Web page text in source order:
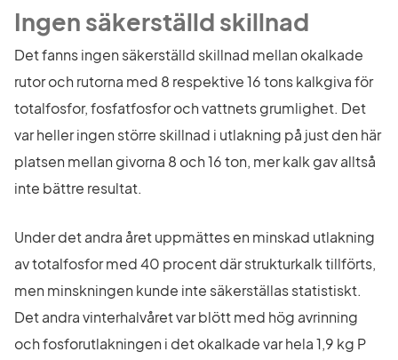
Ingen säkerställd skillnad
Det fanns ingen säkerställd skillnad mellan okalkade
rutor och rutorna med 8 respektive 16 tons kalkgiva för
totalfosfor, fosfatfosfor och vattnets grumlighet. Det
var heller ingen större skillnad i utlakning på just den här
platsen mellan givorna 8 och 16 ton, mer kalk gav alltså
inte bättre resultat.
Under det andra året uppmättes en minskad utlakning
av totalfosfor med 40 procent där strukturkalk tillförts,
men minskningen kunde inte säkerställas statistiskt.
Det andra vinterhalvåret var blött med hög avrinning
och fosforutlakningen i det okalkade var hela 1,9 kg P